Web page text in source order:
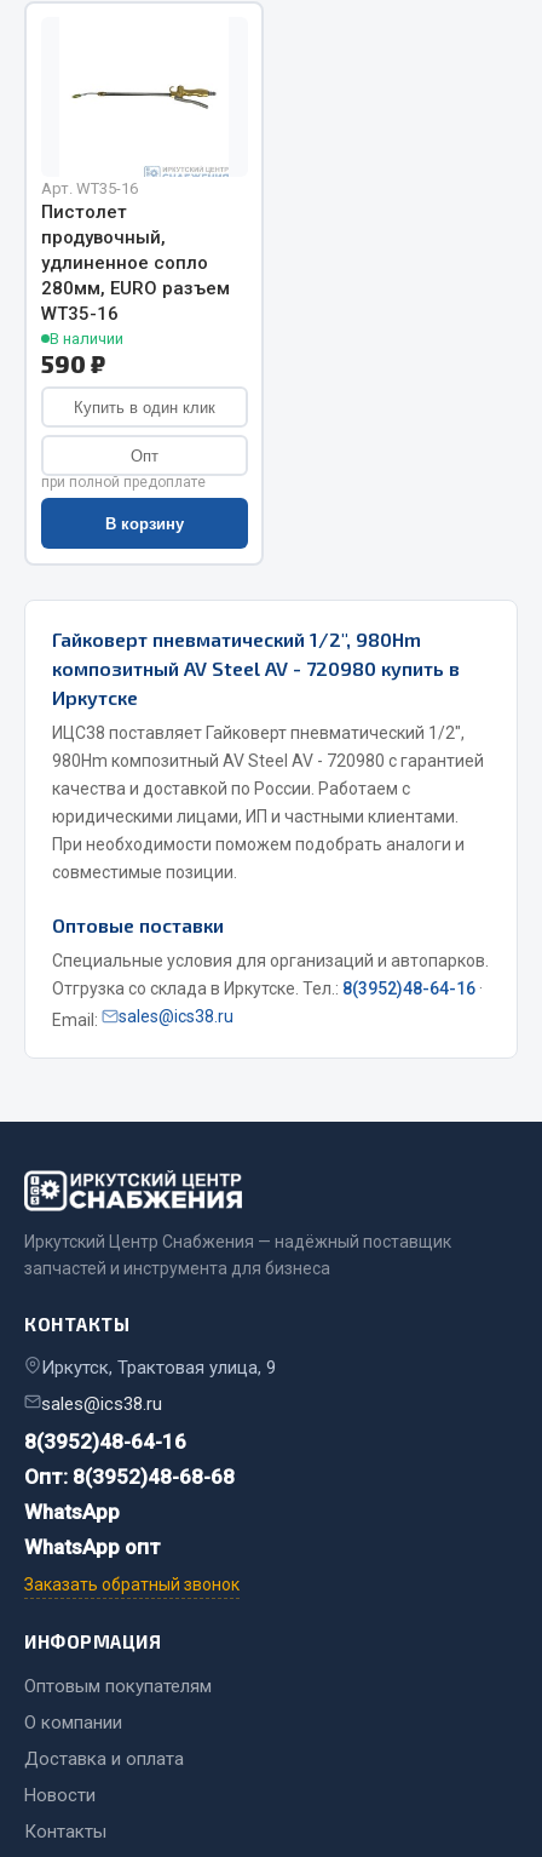
Сцепление
Весь раздел
Запчасти МАЗ
Система питания
Подвеска
Тормозная система
Двери
Окно ветровое
Показать ещё
Весь раздел
Запчасти Урал
Двигатель
Мост задний
Система выпуска газа
Система охлаждения
Сцепление
Тормозная система
Показать ещё
Весь раздел
Запчасти ЯМЗ
Двигатель
Система выпуска газа
Рулевое управление
Тормозная система
Весь раздел
Тормозная система
Двигатель
Подвеска
Арт. WT35-16
Пистолет
продувочный,
удлиненное сопло
280мм, EURO разъем
WT35-16
В наличии
590 ₽
Купить в один клик
Опт
при полной предоплате
В корзину
Гайковерт пневматический 1/2", 980Hm
композитный AV Steel AV - 720980 купить в
Иркутске
ИЦС38 поставляет Гайковерт пневматический 1/2",
980Hm композитный AV Steel AV - 720980 с гарантией
качества и доставкой по России. Работаем с
юридическими лицами, ИП и частными клиентами.
При необходимости поможем подобрать аналоги и
совместимые позиции.
Оптовые поставки
Специальные условия для организаций и автопарков.
Отгрузка со склада в Иркутске. Тел.: 8(3952)48-64-16 ·
Email:
sales@ics38.ru
Иркутский Центр Снабжения — надёжный поставщик
запчастей и инструмента для бизнеса
КОНТАКТЫ
Иркутск, Трактовая улица, 9
sales@ics38.ru
8(3952)48-64-16
Опт: 8(3952)48-68-68
WhatsApp
WhatsApp опт
Заказать обратный звонок
ИНФОРМАЦИЯ
Оптовым покупателям
О компании
Доставка и оплата
Новости
Контакты